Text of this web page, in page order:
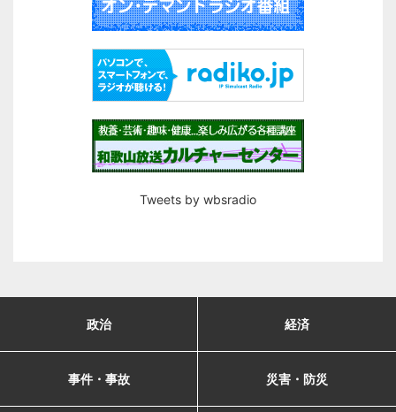
Tweets by wbsradio
政治 経済
事件・事故 災害・防災